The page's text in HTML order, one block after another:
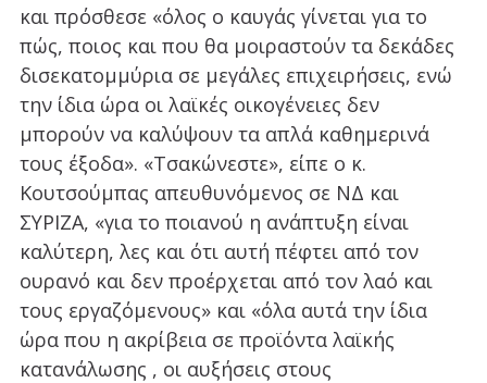
και πρόσθεσε «όλος ο καυγάς γίνεται για το
πώς, ποιος και που θα μοιραστούν τα δεκάδες
δισεκατομμύρια σε μεγάλες επιχειρήσεις, ενώ
την ίδια ώρα οι λαϊκές οικογένειες δεν
μπορούν να καλύψουν τα απλά καθημερινά
τους έξοδα». «Τσακώνεστε», είπε ο κ.
Κουτσούμπας απευθυνόμενος σε ΝΔ και
ΣΥΡΙΖΑ, «για το ποιανού η ανάπτυξη είναι
καλύτερη, λες και ότι αυτή πέφτει από τον
ουρανό και δεν προέρχεται από τον λαό και
τους εργαζόμενους» και «όλα αυτά την ίδια
ώρα που η ακρίβεια σε προϊόντα λαϊκής
κατανάλωσης , οι αυξήσεις στους